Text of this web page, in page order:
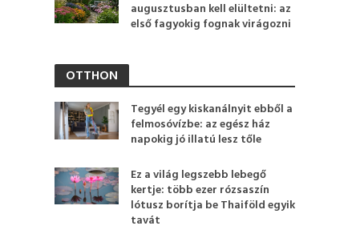
augusztusban kell elültetni: az
első fagyokig fognak virágozni
OTTHON
Tegyél egy kiskanálnyit ebből a
felmosóvízbe: az egész ház
napokig jó illatú lesz tőle
Ez a világ legszebb lebegő
kertje: több ezer rózsaszín
lótusz borítja be Thaiföld egyik
tavát